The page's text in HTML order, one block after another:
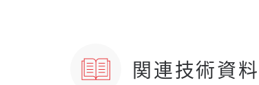
関連技術資料